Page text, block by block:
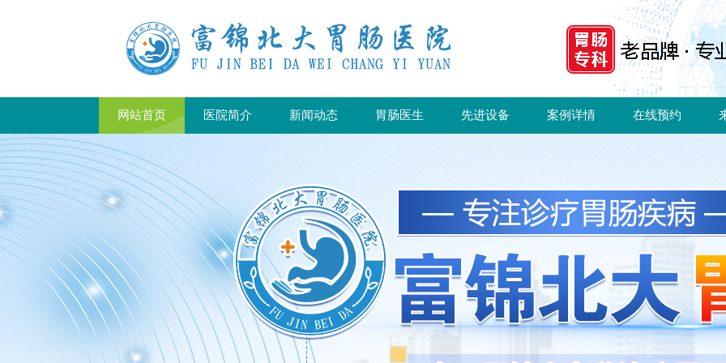
网站首页 医院简介 新闻动态 胃肠医生 先进设备 案例详情 在线预约